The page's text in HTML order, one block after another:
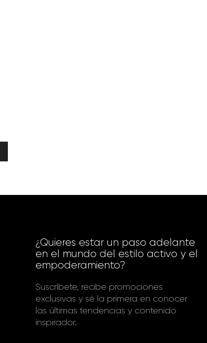
¿Quieres estar un paso adelante
en el mundo del estilo activo y el
empoderamiento?
Suscríbete, recibe promociones
exclusivas y sé la primera en conocer
las últimas tendencias y contenido
inspirador.